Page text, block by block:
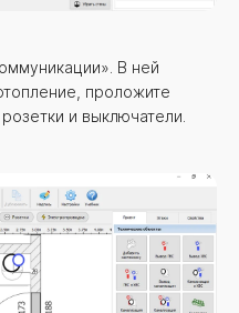
В ней
проложите
и выключатели.